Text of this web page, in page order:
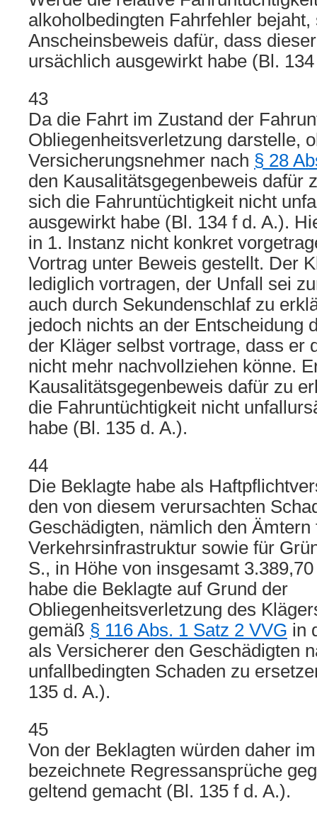
alkoholbedingten Fahrfehler bejaht,
Anscheinsbeweis dafür, dass
ursächlich ausgewirkt habe (Bl.
43
Da die Fahrt im Zustand der
Obliegenheitsverletzung darstelle,
Versicherungsnehmer nach § 28
den Kausalitätsgegenbeweis dafür
sich die Fahruntüchtigkeit nicht
ausgewirkt habe (Bl. 134 f d. A.).
in 1. Instanz nicht konkret
Vortrag unter Beweis gestellt. Der
lediglich vortragen, der Unfall sei
auch durch Sekundenschlaf zu
jedoch nichts an der Entscheidung
der Kläger selbst vortrage, dass er
nicht mehr nachvollziehen könne.
Kausalitätsgegenbeweis dafür zu
die Fahruntüchtigkeit nicht
habe (Bl. 135 d. A.).
44
Die Beklagte habe als
den von diesem verursachten
Geschädigten, nämlich den
Verkehrsinfrastruktur sowie für
S., in Höhe von insgesamt
habe die Beklagte auf Grund der
Obliegenheitsverletzung des
gemäß § 116 Abs. 1 Satz 2 VVG in
als Versicherer den Geschädigten
unfallbedingten Schaden zu
135 d. A.).
45
Von der Beklagten würden daher
bezeichnete Regressansprüche
geltend gemacht (Bl. 135 f d. A.).